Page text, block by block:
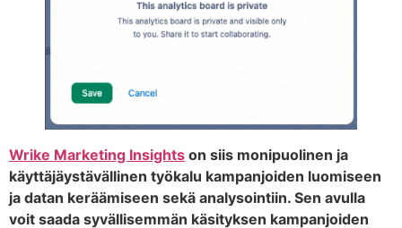
Wrike Marketing Insights on siis monipuolinen ja
käyttäjäystävällinen työkalu kampanjoiden luomiseen
ja datan keräämiseen sekä analysointiin. Sen avulla
voit saada syvällisemmän käsityksen kampanjoiden